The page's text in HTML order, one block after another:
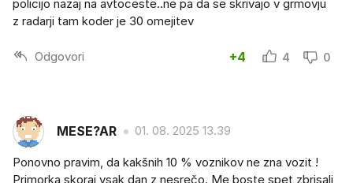
policijo nazaj na avtoceste..ne pa da se skrivajo v grmovju
z radarji tam koder je 30 omejitev
Odgovori +4 4 0
MESE?AR 01. 08. 2025 13.39
Ponovno pravim, da kakšnih 10 % voznikov ne zna vozit !
Primorka skoraj vsak dan z nesrečo. Me boste spet zbrisali